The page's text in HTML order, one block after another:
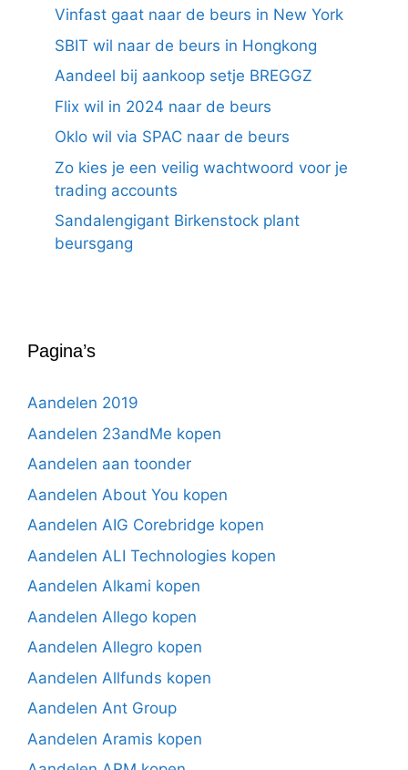
Vinfast gaat naar de beurs in New York
SBIT wil naar de beurs in Hongkong
Aandeel bij aankoop setje BREGGZ
Flix wil in 2024 naar de beurs
Oklo wil via SPAC naar de beurs
Zo kies je een veilig wachtwoord voor je
trading accounts
Sandalengigant Birkenstock plant
beursgang
Pagina’s
Aandelen 2019
Aandelen 23andMe kopen
Aandelen aan toonder
Aandelen About You kopen
Aandelen AIG Corebridge kopen
Aandelen ALI Technologies kopen
Aandelen Alkami kopen
Aandelen Allego kopen
Aandelen Allegro kopen
Aandelen Allfunds kopen
Aandelen Ant Group
Aandelen Aramis kopen